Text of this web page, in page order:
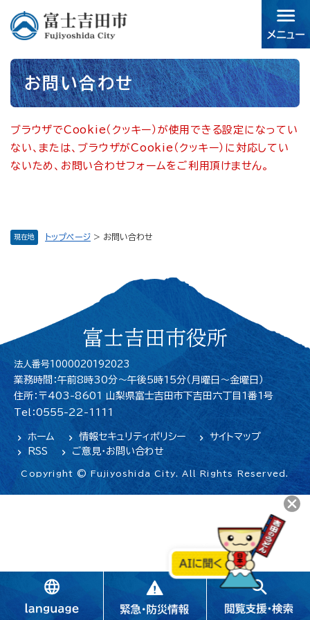
す。
現在地 トップページ > お問い合わせ
本
文 お問い合わせ
ブラウザでCookie（クッキー）が使用できる設定になってい
ない、または、ブラウザがCookie（クッキー）に対応してい
ないため、お問い合わせフォームをご利用頂けません。
富士吉田市役所
法人番号1000020192023
業務時間：午前8時30分～午後5時15分（月曜日〜金曜日）
住所：〒403-8601 山梨県富士吉田市下吉田六丁目1番1号
Tel：0555-22-1111
ホーム 情報セキュリティポリシー
サイトマップ
RSS
ご意見・お問い合わせ
Copyright © Fujiyoshida City. All Rights Reserved.